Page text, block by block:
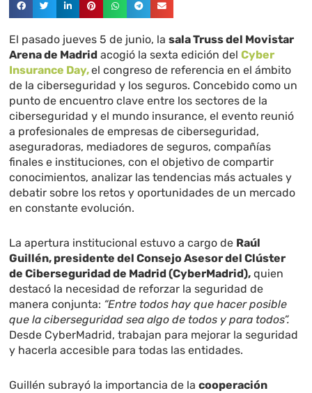
El pasado jueves 5 de junio, lasala Truss del Movistar
Arena de Madrid acogió la sexta edición delCyber
Insurance Day,el congreso de referencia en el ámbito
de la ciberseguridad y los seguros. Concebido como un
punto de encuentro clave entre los sectores de la
ciberseguridad y el mundo insurance, el evento reunió
a profesionales de empresas de ciberseguridad,
aseguradoras, mediadores de seguros, compañías
finales e instituciones, con el objetivo de compartir
conocimientos, analizar las tendencias más actuales y
debatir sobre los retos y oportunidades de un mercado
en constante evolución.
La apertura institucional estuvo a cargo de Raúl
Guillén, presidente del Consejo Asesor del Clúster
de Ciberseguridad de Madrid (CyberMadrid), quien
destacó la necesidad de reforzar la seguridad de
manera conjunta: “Entre todos hay que hacer posible
que la ciberseguridad sea algo de todos y para todos”.
Desde CyberMadrid, trabajan para mejorar la seguridad
y hacerla accesible para todas las entidades.
Guillén subrayó la importancia de lacooperación